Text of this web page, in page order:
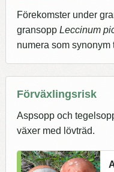
Förekomster under
gransopp Leccinum
numera som synonym
Förväxlingsrisk
Aspsopp och
växer med lövträd.